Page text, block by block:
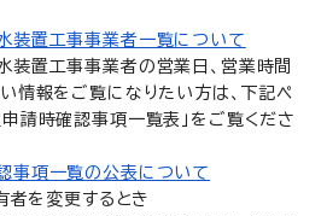
装置工事事業者一覧について
装置工事事業者の営業日、営業時間
い情報をご覧になりたい方は、下記ペ
申請時確認事項一覧表」をご覧くださ
事項一覧の公表について
者を変更するとき